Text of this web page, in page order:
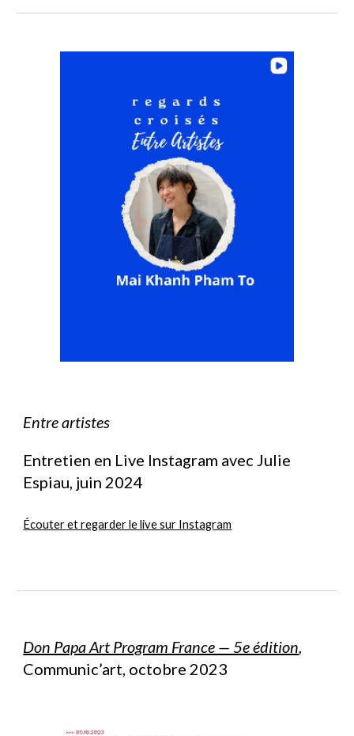
Entre artistes
Entretien en Live Instagram avec Julie
Espiau, juin 2024
Écouter et regarder le live sur Instagram
Don Papa Art Program France — 5e édition,
Communic’art, octobre 2023